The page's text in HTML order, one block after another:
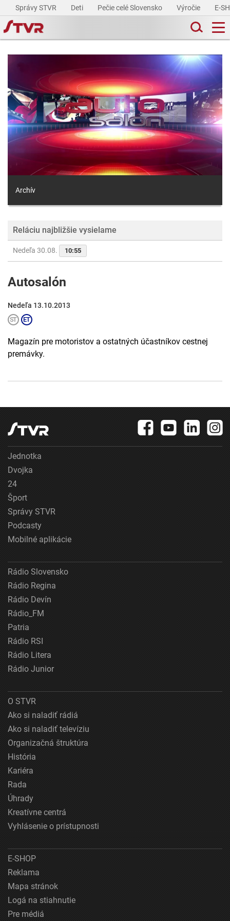
Správy STVR Deti Pečie celé Slovensko Výročie E-
Archív
Reláciu najbližšie vysielame
Nedeľa 30.08. 10:55
Autosalón
Nedeľa 13.10.2013
Magazín pre motoristov a ostatných účastníkov cestnej
premávky.
Jednotka
Dvojka
24
Šport
Správy STVR
Podcasty
Mobilné aplikácie
Rádio Slovensko
Rádio Regina
Rádio Devín
Rádio_FM
Patria
Rádio RSI
Rádio Litera
Rádio Junior
O STVR
Ako si naladiť rádiá
Ako si naladiť televíziu
Organizačná štruktúra
História
Kariéra
Rada
Úhrady
Kreatívne centrá
Vyhlásenie o prístupnosti
E-SHOP
Reklama
Mapa stránok
Logá na stiahnutie
Pre médiá